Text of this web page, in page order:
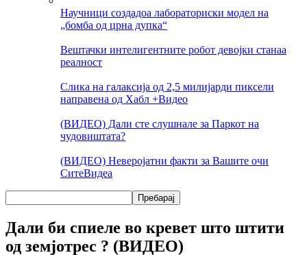
Научници создадоа лабораториски модел на
„бомба од црна дупка“
Вештачки интелигентните робот девојки станаа
реалност
Слика на галаксија од 2,5 милијарди пиксели
направена од Хабл +Видео
(ВИДЕО) Дали сте слушнале за Паркот на
чудовиштата?
(ВИДЕО) Неверојатни факти за Вашите очи
СитеВидеа
Дали би спиеле во кревет што штити
од земјотрес ? (ВИДЕО)